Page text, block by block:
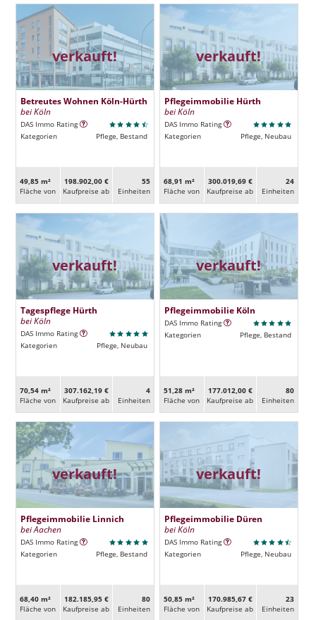
verkauft!
Betreutes Wohnen Köln-Hürth
bei Köln
DAS Immo Rating
Kategorien
Pflege, Bestand
49,85 m²
Fläche von
198.902,00 €
Kaufpreise ab
55
Ein­heiten
verkauft!
Pflegeimmobilie Hürth
bei Köln
DAS Immo Rating
Kategorien
Pflege, Neubau
68,91 m²
Fläche von
300.019,69 €
Kaufpreise ab
24
Ein­heiten
verkauft!
Tagespflege Hürth
bei Köln
DAS Immo Rating
Kategorien
Pflege, Neubau
70,54 m²
Fläche von
307.162,19 €
Kaufpreise ab
4
Ein­heiten
verkauft!
Pflegeimmobilie Köln
DAS Immo Rating
Kategorien
Pflege, Bestand
51,28 m²
Fläche von
177.012,00 €
Kaufpreise ab
80
Ein­heiten
verkauft!
Pflegeimmobilie Linnich
bei Aachen
DAS Immo Rating
Kategorien
Pflege, Bestand
68,40 m²
Fläche von
182.185,95 €
Kaufpreise ab
80
Ein­heiten
verkauft!
Pflegeimmobilie Düren
bei Köln
DAS Immo Rating
Kategorien
Pflege, Neubau
50,85 m²
Fläche von
170.985,67 €
Kaufpreise ab
23
Ein­heiten